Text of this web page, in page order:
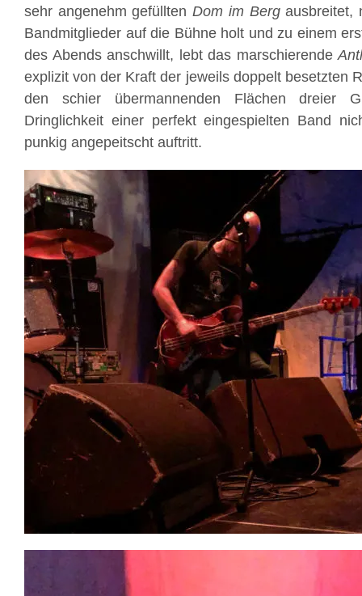
sehr angenehm gefülltenDom im Bergausbreitet,
Bandmitglieder auf die Bühne holt und zu einem
des Abends anschwillt, lebt das marschierende
explizit von der Kraft der jeweils doppelt besetzten
den schier übermannenden Flächen dreier
Dringlichkeit einer perfekt eingespielten Band
punkig angepeitscht auftritt.